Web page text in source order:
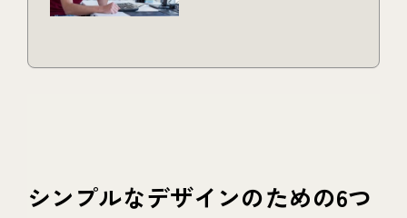
シンプルなデザインのための6つ